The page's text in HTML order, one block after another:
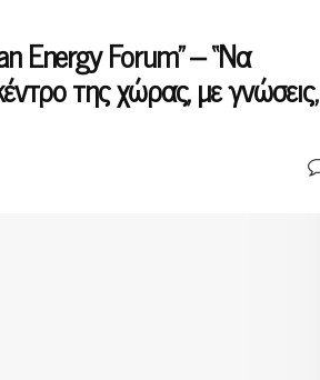
Energy Forum” – “Να
της χώρας, με γνώσεις,